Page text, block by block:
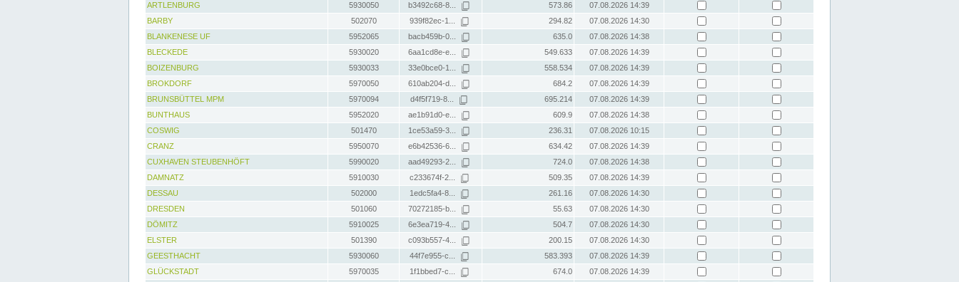
ARTLENBURG
5930050 b3492c68-8... 573.86
07.08.2026 14:39
BARBY
502070 939f82ec-1... 294.82
07.08.2026 14:30
BLANKENESE UF
5952065 bacb459b-0... 635.0
07.08.2026 14:38
BLECKEDE
5930020 6aa1cd8e-e... 549.633
07.08.2026 14:39
BOIZENBURG
5930033 33e0bce0-1... 558.534
07.08.2026 14:39
BROKDORF
5970050 610ab204-d... 684.2
07.08.2026 14:39
BRUNSBÜTTEL MPM
5970094 d4f5f719-8... 695.214
07.08.2026 14:39
BUNTHAUS
5952020 ae1b91d0-e... 609.9
07.08.2026 14:38
COSWIG
501470 1ce53a59-3... 236.31
07.08.2026 10:15
CRANZ
5950070 e6b42536-6... 634.42
07.08.2026 14:39
CUXHAVEN STEUBENHÖFT
5990020 aad49293-2... 724.0
07.08.2026 14:38
DAMNATZ
5910030 c233674f-2... 509.35
07.08.2026 14:39
DESSAU
502000 1edc5fa4-8... 261.16
07.08.2026 14:30
DRESDEN
501060 70272185-b... 55.63
07.08.2026 14:30
DÖMITZ
5910025 6e3ea719-4... 504.7
07.08.2026 14:30
ELSTER
501390 c093b557-4... 200.15
07.08.2026 14:30
GEESTHACHT
5930060 44f7e955-c... 583.393
07.08.2026 14:39
GLÜCKSTADT
5970035 1f1bbed7-c... 674.0
07.08.2026 14:39